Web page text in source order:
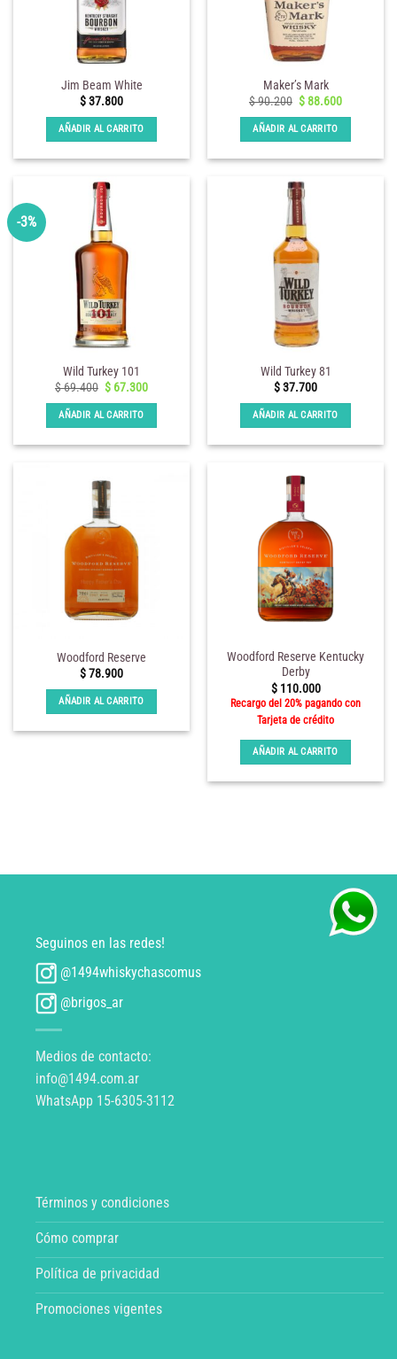
Jim Beam White
$37.800
AÑADIR AL CARRITO
Maker’s Mark
$90.200 El
original
era:
$ 90.200.
$88.600El
$ 88.600.
AÑADIR AL CARRITO
-3%
Wild Turkey 101
$69.400 El
original
era:
$ 69.400.
$ 67.300El
$ 67.300.
AÑADIR AL CARRITO
Wild Turkey 81
$37.700
AÑADIR AL CARRITO
Woodford Reserve
$78.900
AÑADIR AL CARRITO
Woodford Reserve Kentucky
Derby
$110.000
Recargo del 20% pagando con
Tarjeta de crédito
AÑADIR AL CARRITO
Seguinos en las redes!
@1494whiskychascomus
@brigos_ar
Medios de contacto:
info@1494.com.ar
WhatsApp 15-6305-3112
Términos y condiciones
Cómo comprar
Política de privacidad
Promociones vigentes